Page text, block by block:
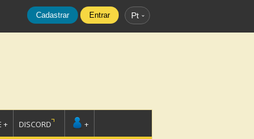
Cadastrar Entrar Pt
+ DISCORD +